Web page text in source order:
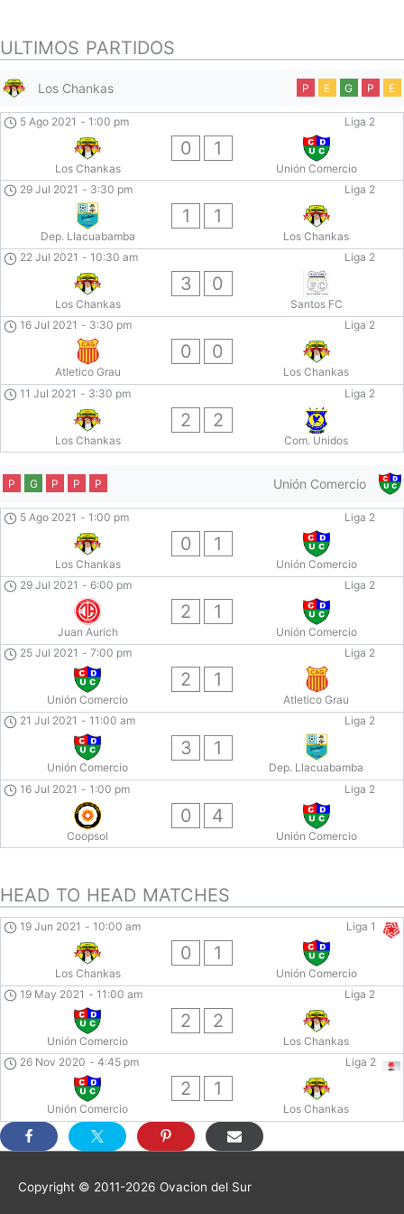
ULTIMOS PARTIDOS
Los Chankas P E G P E
Liga 2
5 Ago 2021 - 1:00 pm
Los Chankas
0 1
Unión Comercio
Liga 2
29 Jul 2021 - 3:30 pm
Dep. Llacuabamba
1 1
Los Chankas
Liga 2
22 Jul 2021 - 10:30 am
Los Chankas
3 0
Santos FC
Liga 2
16 Jul 2021 - 3:30 pm
Atletico Grau
0 0
Los Chankas
Liga 2
11 Jul 2021 - 3:30 pm
Los Chankas
2 2
Com. Unidos
Unión Comercio
P G P P P
Liga 2
5 Ago 2021 - 1:00 pm
Los Chankas
0 1
Unión Comercio
Liga 2
29 Jul 2021 - 6:00 pm
Juan Aurich
2 1
Unión Comercio
Liga 2
25 Jul 2021 - 7:00 pm
Unión Comercio
2 1
Atletico Grau
Liga 2
21 Jul 2021 - 11:00 am
Unión Comercio
3 1
Dep. Llacuabamba
Liga 2
16 Jul 2021 - 1:00 pm
Coopsol
0 4
Unión Comercio
HEAD TO HEAD MATCHES
Liga 1
19 Jun 2021 - 10:00 am
Los Chankas
0 1
Unión Comercio
Liga 2
19 May 2021 - 11:00 am
Unión Comercio
2 2
Los Chankas
Liga 2
26 Nov 2020 - 4:45 pm
Unión Comercio
2 1
Los Chankas
Copyright © 2011-2026 Ovacion del Sur